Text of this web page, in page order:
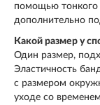
помощью тонкого
дополнительно
Какой размер у
Один размер,
Эластичность
с размером
уходе со